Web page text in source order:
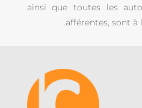
ainsi que toutes les
afférentes, sont à